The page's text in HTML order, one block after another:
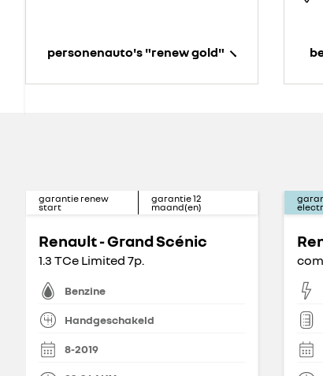
personenauto's "renew gold"
garantie renew
start
garantie12
maand(en)
Renault - Grand Scénic
1.3 TCe Limited 7p.
Benzine
Handgeschakeld
8-2019